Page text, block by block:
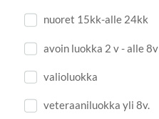
nuoret 15kk-alle 24kk
avoin luokka 2 v - alle 8v
valioluokka
veteraaniluokka yli 8v.